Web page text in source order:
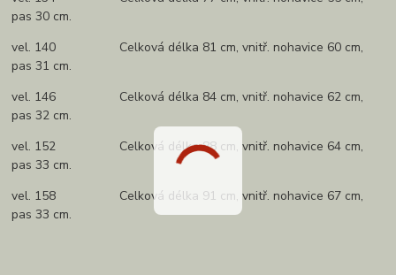
pas 30 cm.
vel. 140 Celková délka 81 cm, vnitř. nohavice 60 cm,
pas 31 cm.
vel. 146 Celková délka 84 cm, vnitř. nohavice 62 cm,
pas 32 cm.
vel. 152 Celková délka 88 cm, vnitř. nohavice 64 cm,
pas 33 cm.
vel. 158 Celková délka 91 cm, vnitř. nohavice 67 cm,
pas 33 cm.